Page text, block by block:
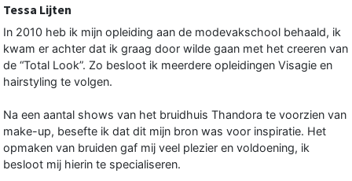
Tessa Lijten
In 2010 heb ik mijn opleiding aan de modevakschool behaald, ik
kwam er achter dat ik graag door wilde gaan met het creeren van
de “Total Look”. Zo besloot ik meerdere opleidingen Visagie en
hairstyling te volgen.
Na een aantal shows van het bruidhuis Thandora te voorzien van
make-up, besefte ik dat dit mijn bron was voor inspiratie. Het
opmaken van bruiden gaf mij veel plezier en voldoening, ik
besloot mij hierin te specialiseren.